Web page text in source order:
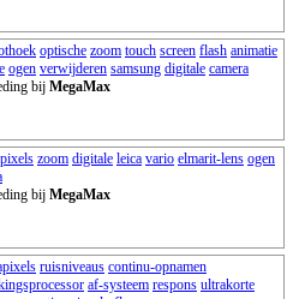
optische zoom touch screen flash animatie
ogen verwijderen samsung digitale camera
bij MegaMax
zoom digitale leica vario elmarit-lens ogen
bij MegaMax
ruisniveaus continu-opnamen
af-systeem respons ultrakorte